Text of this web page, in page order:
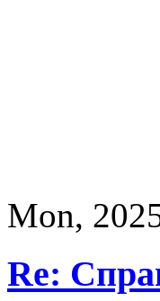
Mon,
Re: